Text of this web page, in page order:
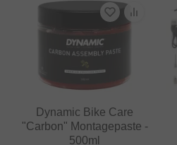
Dynamic Bike Care
"Carbon" Montagepaste -
500ml